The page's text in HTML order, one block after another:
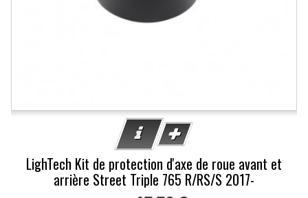
LighTech Kit de protection d'axe de roue avant et
arrière Street Triple 765 R/RS/S 2017-